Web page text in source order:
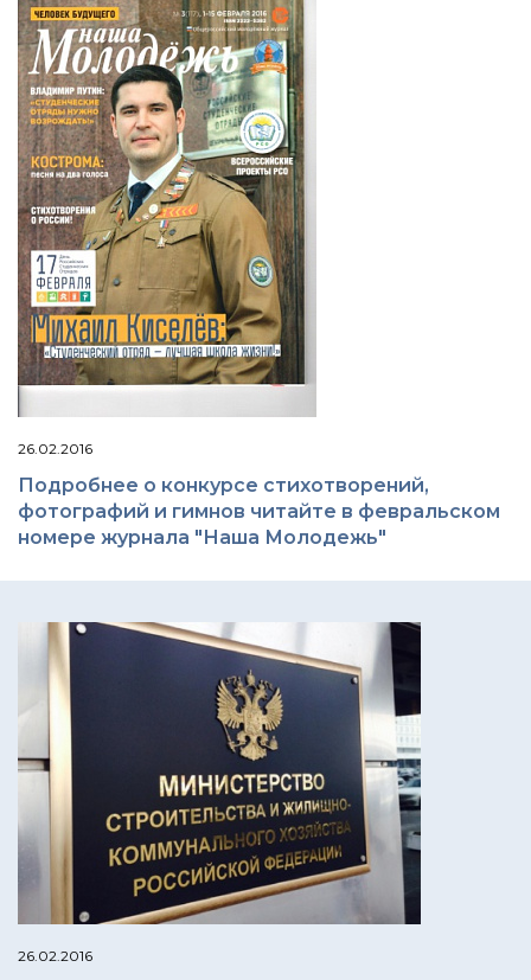
26.02.2016
Подробнее о конкурсе стихотворений,
фотографий и гимнов читайте в февральском
номере журнала "Наша Молодежь"
26.02.2016